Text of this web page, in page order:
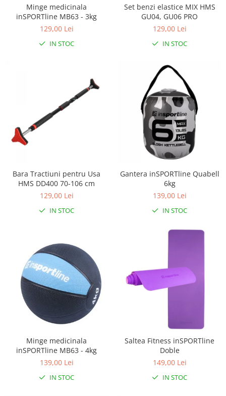
Interfoane, Sterilizatoare,
Electronice diverse
Incalzitoare si sterilizatoare
Aparate diverse
Aspirator nazal
Pompe san
Tensiometre
Termometre camera si baie
Termometre copii si bebe
Minge medicinala
inSPORTline MB63 - 3kg
129,00 Lei
IN STOC
Set benzi elastice MIX HMS
GU04, GU06 PRO
129,00 Lei
IN STOC
Bara Tractiuni pentru Usa
HMS DD400 70-106 cm
129,00 Lei
IN STOC
Gantera inSPORTline Quabell
6kg
139,00 Lei
IN STOC
Minge medicinala
inSPORTline MB63 - 4kg
139,00 Lei
IN STOC
Saltea Fitness inSPORTline
Doble
149,00 Lei
IN STOC